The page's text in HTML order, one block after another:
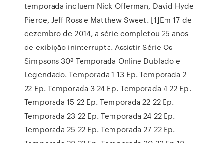
temporada incluem Nick Offerman, David Hyde
Pierce, Jeff Ross e Matthew Sweet. [1]Em 17 de
dezembro de 2014, a série completou 25 anos
de exibição ininterrupta. Assistir Série Os
Simpsons 30ª Temporada Online Dublado e
Legendado. Temporada 1 13 Ep. Temporada 2
22 Ep. Temporada 3 24 Ep. Temporada 4 22 Ep.
Temporada 15 22 Ep. Temporada 22 22 Ep.
Temporada 23 22 Ep. Temporada 24 22 Ep.
Temporada 25 22 Ep. Temporada 27 22 Ep.